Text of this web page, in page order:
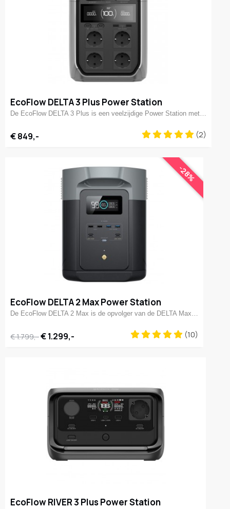
EcoFlow DELTA 3 Plus Power Station
De EcoFlow DELTA 3 Plus is een veelzijdige Power Station met…
€ 849,- (2)
-28%
EcoFlow DELTA 2 Max Power Station
De EcoFlow DELTA 2 Max is de opvolger van de DELTA Max…
€ 1.799,-€ 1.299,- (10)
EcoFlow RIVER 3 Plus Power Station